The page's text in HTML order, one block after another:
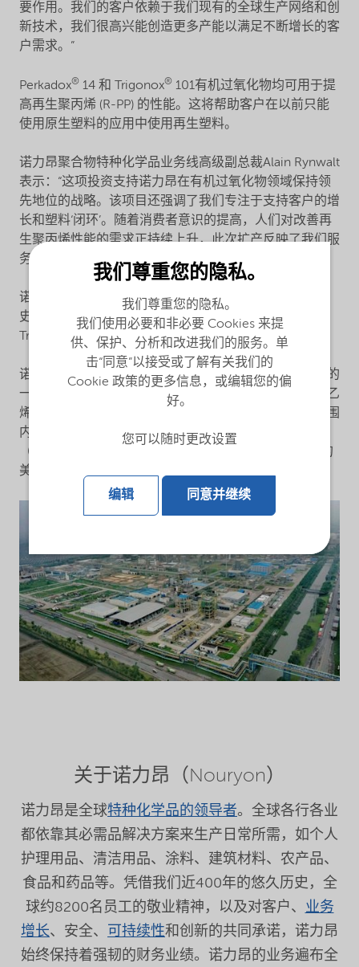
要作用。我们的客户依赖于我们现有的全球生产网络和创
新技术，我们很高兴能创造更多产能以满足不断增长的客
户需求。”
Perkadox® 14 和 Trigonox® 101有机过氧化物均可用于提
高再生聚丙烯 (R-PP) 的性能。这将帮助客户在以前只能
使用原生塑料的应用中使用再生塑料。
诺力昂聚合物特种化学品业务线高级副总裁Alain Rynwalt
表示：“这项投资支持诺力昂在有机过氧化物领域保持领
先地位的战略。该项目还强调了我们专注于支持客户的增
长和塑料‘闭环’。随着消费者意识的提高，人们对改善再
生聚丙烯性能的需求正持续上升，此次扩产反映了我们服
务于整个聚合物循环利用的承诺。”
诺力昂在开发有机过氧化物解决方案方面有着悠久的历
史，可追溯到上世纪20 年代初。Perkadox
和
Trigonox
是行业内全球知名的有机过氧化物品牌。
诺力昂在中国拥有七个生产基地，其中宁波基地是最大的
一个，由七家工厂组成，生产有机过氧化物、螯合剂、乙
烯胺、纤维素醚、表面活性剂和可膨胀微球。在全球范围
内，诺力昂有机过氧化物的生产网络包括：亚洲的中国
（宁波和天津）、日本和印度； 欧洲的比利时； 美洲的
美国、墨西哥和巴西。
关于诺力昂（Nouryon）
诺力昂是全球特种化学品的领导者。全球各行各业
都依靠其必需品解决方案来生产日常所需，如个人
护理用品、清洁用品、涂料、建筑材料、农产品、
食品和药品等。凭借我们近400年的悠久历史，全
球约8200名员工的敬业精神，以及对客户、 业务
增长、安全、 可持续性和创新的共同承诺，诺力昂
始终保持着强韧的财务业绩。诺力昂的业务遍布全
我们尊重您的隐私。
我们尊重您的隐私。
我们使用必要和非必要 Cookies 来提
供、保护、分析和改进我们的服务。单
击“同意”以接受或了解有关我们的
Cookie 政策的更多信息，或编辑您的偏
好。
您可以随时更改设置
编辑 同意并继续